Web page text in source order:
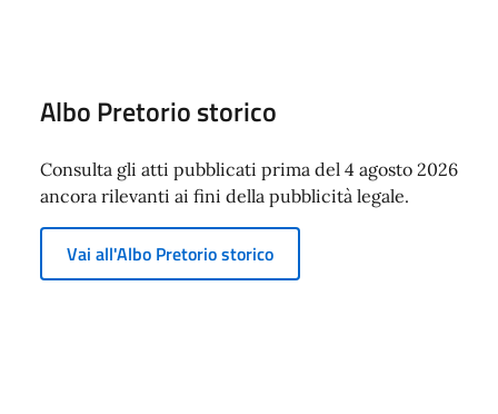
Albo Pretorio storico
Consulta gli atti pubblicati prima del 4 agosto 2026
ancora rilevanti ai fini della pubblicità legale.
Vai all'Albo Pretorio storico